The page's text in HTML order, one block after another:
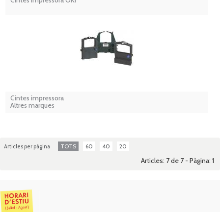
Cintes impressora
Altres marques
Articles per pàgina TOTS 60 40 20
Articles: 7 de 7 - Pàgina: 1